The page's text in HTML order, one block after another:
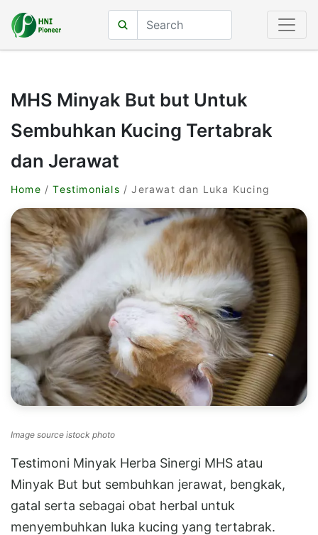
MHS Minyak But but Untuk
Sembuhkan Kucing Tertabrak
dan Jerawat
Home /Testimonials / Jerawat dan Luka Kucing
Image source istock photo
Testimoni Minyak Herba Sinergi MHS atau
Minyak But but sembuhkan jerawat, bengkak,
gatal serta sebagai obat herbal untuk
menyembuhkan luka kucing yang tertabrak.